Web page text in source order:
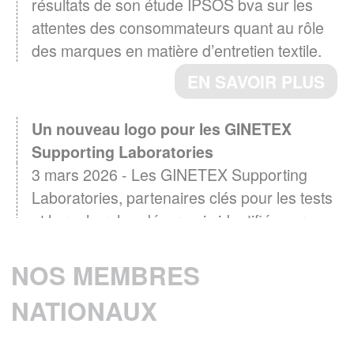
attentes des consommateurs quant au rôle
des marques en matière d’entretien textile.
EN SAVOIR PLUS
Un nouveau logo pour les GINETEX
Supporting Laboratories
3 mars 2026 - Les GINETEX Supporting
Laboratories, partenaires clés pour les tests
et la recherche, désormais identifiés par un
EN SAVOIR PLUS
Baromètre GINETEX 2024 : les habitudes
NOS MEMBRES
NATIONAUX